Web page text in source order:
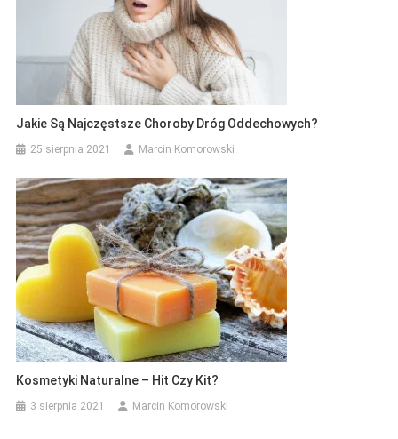
Jakie Są Najczęstsze Choroby Dróg Oddechowych?
25 sierpnia 2021 Marcin Komorowski
Kosmetyki Naturalne – Hit Czy Kit?
3 sierpnia 2021 Marcin Komorowski